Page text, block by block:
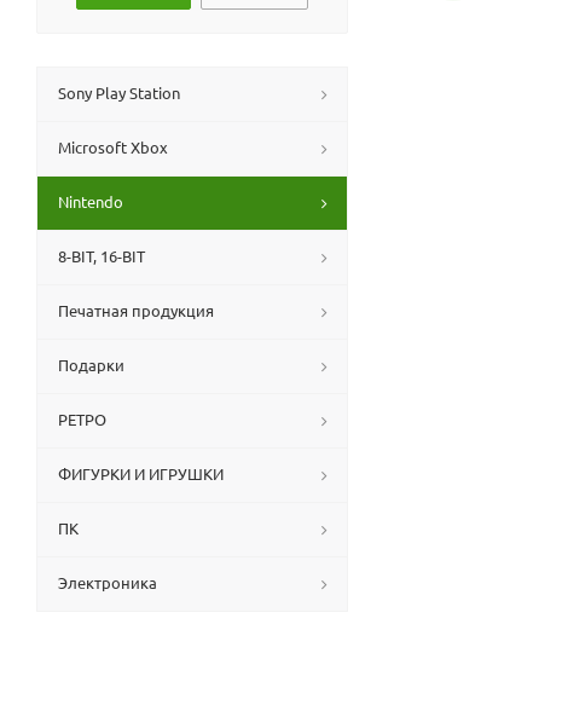
Sony Play Station
Microsoft Xbox
Nintendo
8-BIT, 16-BIT
Печатная продукция
Подарки
РЕТРО
ФИГУРКИ И ИГРУШКИ
ПК
Электроника